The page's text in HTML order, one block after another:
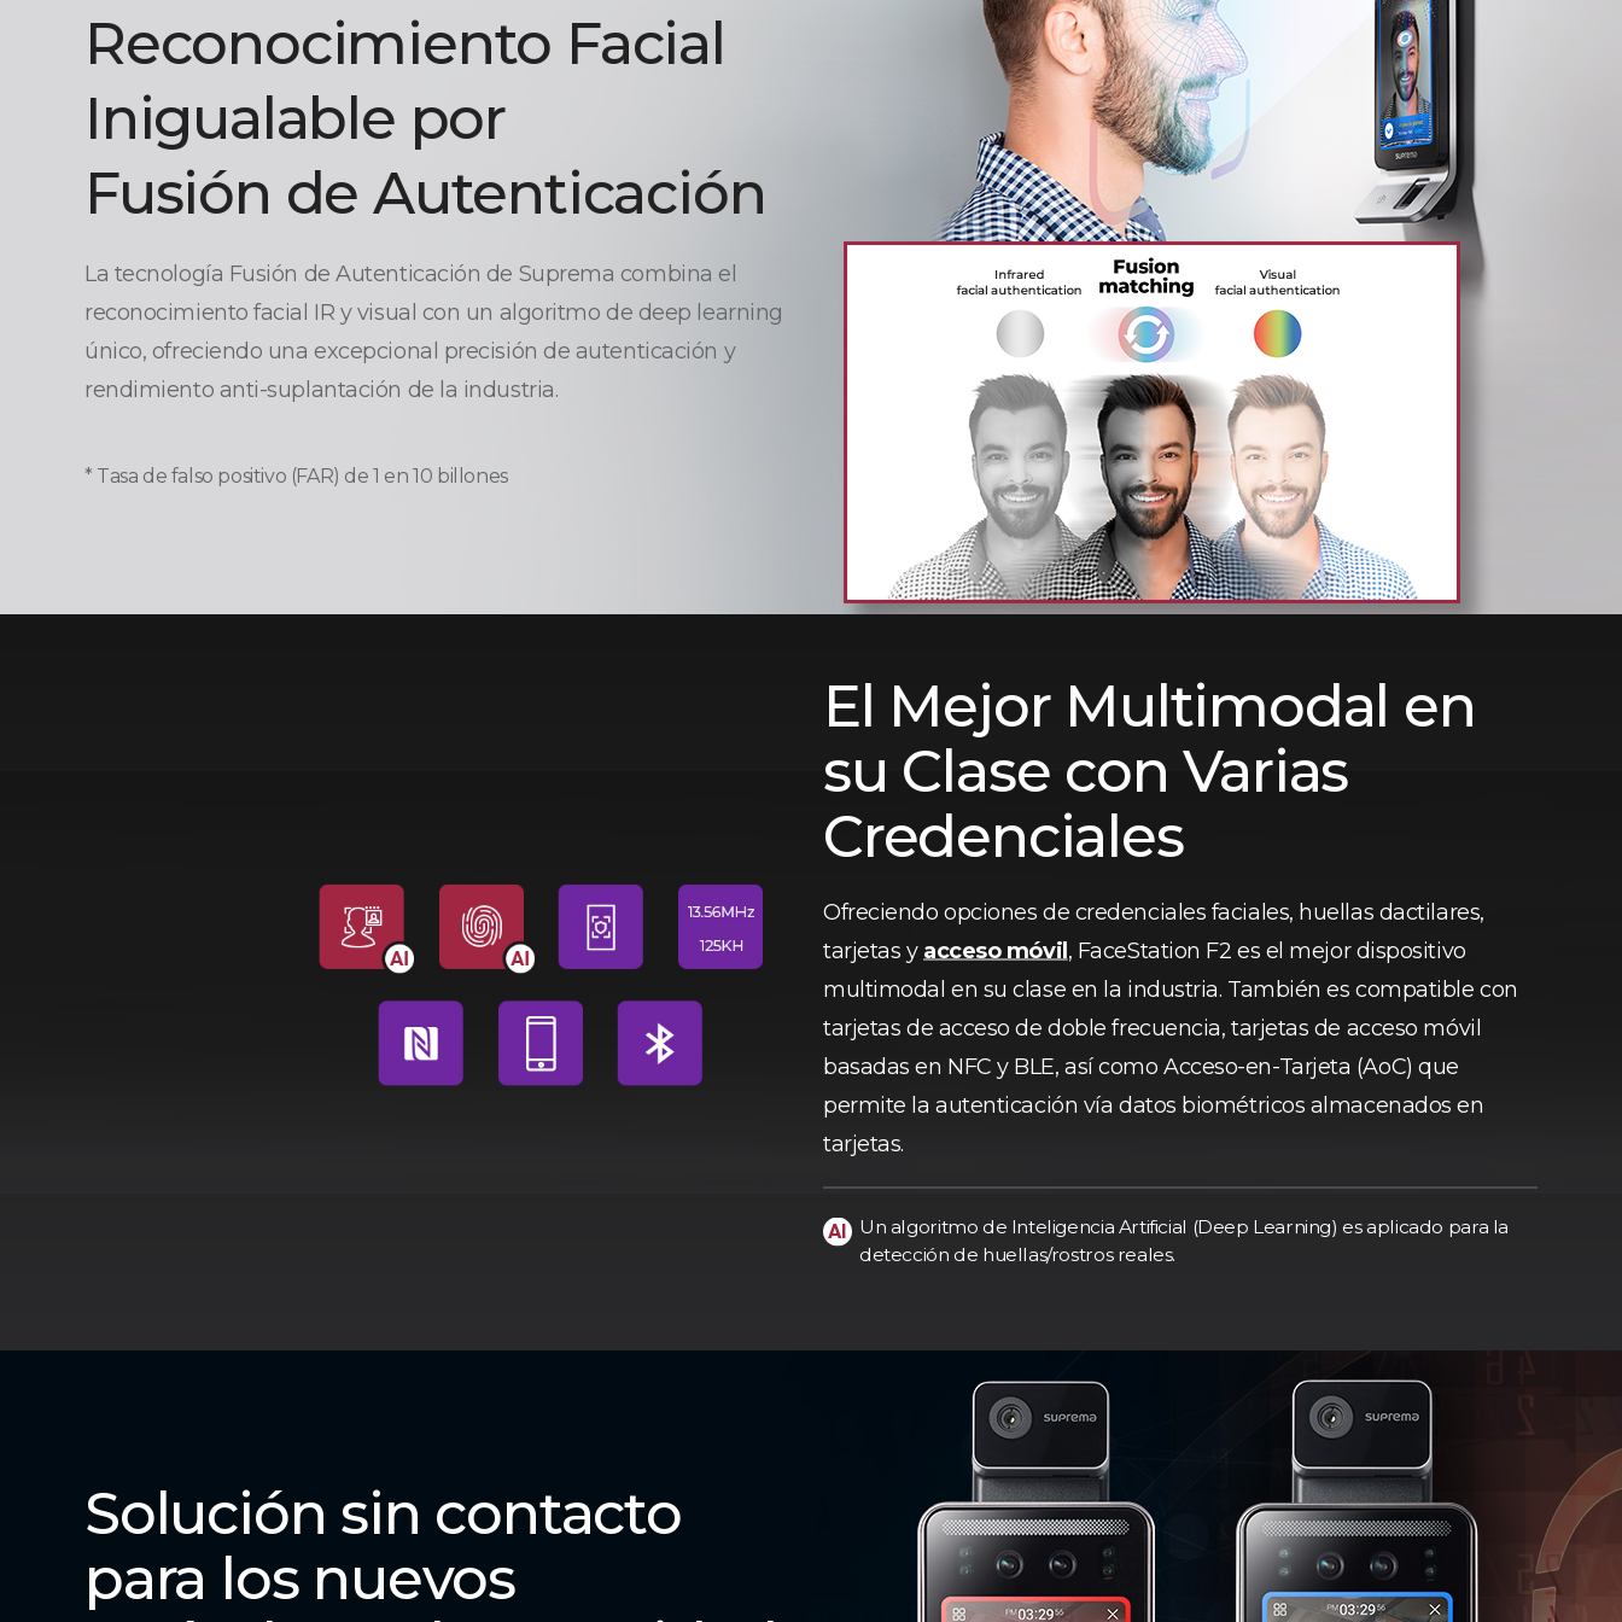
Reconocimiento Facial
Inigualable por
Fusión de Autenticación
La tecnología Fusión de Autenticación de Suprema combina el
reconocimiento facial IR y visual con un algoritmo de deep learning
único, ofreciendo una excepcional precisión de autenticación y
rendimiento anti-suplantación de la industria.
Tasa de falso positivo (FAR) de 1 en 10 billones
El Mejor Multimodal en
su Clase con Varias
Credenciales
Ofreciendo opciones de credenciales faciales, huellas dactilares,
tarjetas y acceso móvil, FaceStation F2 es el mejor dispositivo
multimodal en su clase en la industria. También es compatible con
tarjetas de acceso de doble frecuencia, tarjetas de acceso móvil
basadas en NFC y BLE, así como Acceso-en-Tarjeta (AoC) que
permite la autenticación vía datos biométricos almacenados en
tarjetas.
Un algoritmo de Inteligencia Artificial (Deep Learning) es aplicado para la
detección de huellas/rostros reales.
Solución sin contacto
para los nuevos